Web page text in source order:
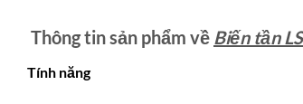
Thông tin sản phẩm về Biến tần
Tính năng